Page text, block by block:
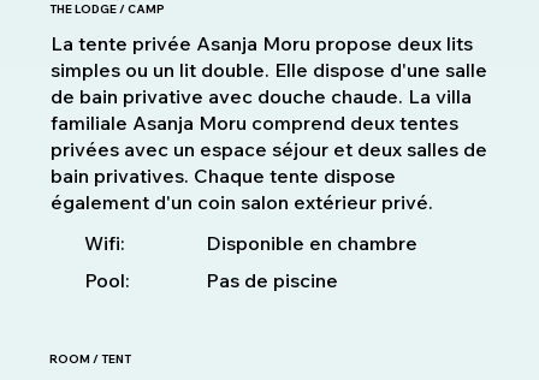
THE LODGE / CAMP
La tente privée Asanja Moru propose deux lits
simples ou un lit double. Elle dispose d'une salle
de bain privative avec douche chaude. La villa
familiale Asanja Moru comprend deux tentes
privées avec un espace séjour et deux salles de
bain privatives. Chaque tente dispose
également d'un coin salon extérieur privé.
Wifi:
Disponible en chambre
Pool:
Pas de piscine
ROOM / TENT